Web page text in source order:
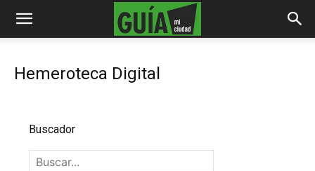
Hemeroteca Digital
Buscador